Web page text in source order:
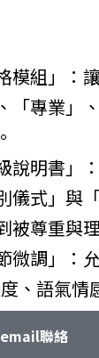
模組」：
「專業」
說明書」
儀式」與
被尊重與
微調」：
、語氣情
升心理預
email聯絡